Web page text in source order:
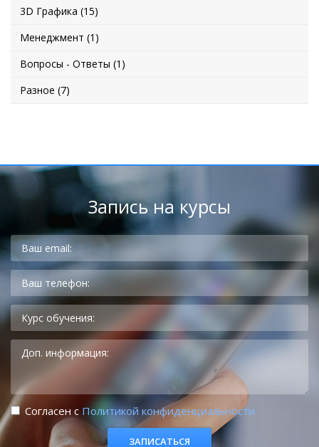
3D Графика (15)
Менеджмент (1)
Вопросы - Ответы (1)
Разное (7)
Запись на курсы
Cогласен с Политикой конфиденциальности